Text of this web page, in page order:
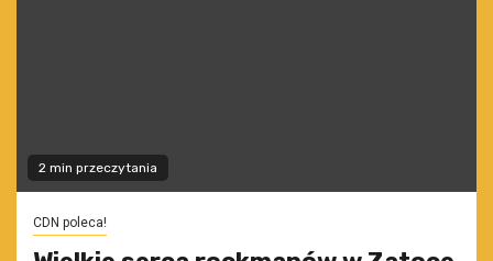
2 min przeczytania
CDN poleca!